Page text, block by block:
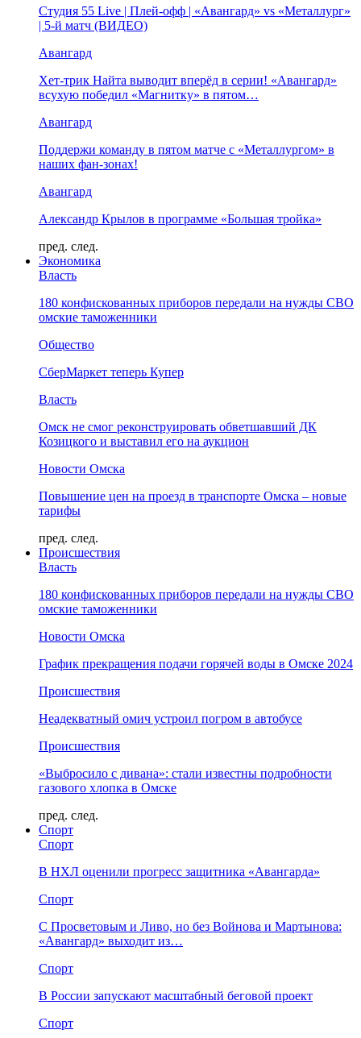
Студия 55 Live | Плей-офф | «Авангард» vs «Металлург»
| 5-й матч (ВИДЕО)
Авангард
Хет-трик Найта выводит вперёд в серии! «Авангард»
всухую победил «Магнитку» в пятом…
Авангард
Поддержи команду в пятом матче с «Металлургом» в
наших фан-зонах!
Авангард
Александр Крылов в программе «Большая тройка»
пред. след.
Экономика
Власть
180 конфискованных приборов передали на нужды СВО
омские таможенники
Общество
СберМаркет теперь Купер
Власть
Омск не смог реконструировать обветшавший ДК
Козицкого и выставил его на аукцион
Новости Омска
Повышение цен на проезд в транспорте Омска – новые
тарифы
пред. след.
Происшествия
Власть
180 конфискованных приборов передали на нужды СВО
омские таможенники
Новости Омска
График прекращения подачи горячей воды в Омске 2024
Происшествия
Неадекватный омич устроил погром в автобусе
Происшествия
«Выбросило с дивана»: стали известны подробности
газового хлопка в Омске
пред. след.
Спорт
Спорт
В НХЛ оценили прогресс защитника «Авангарда»
Спорт
С Просветовым и Ливо, но без Войнова и Мартынова:
«Авангард» выходит из…
Спорт
В России запускают масштабный беговой проект
Спорт